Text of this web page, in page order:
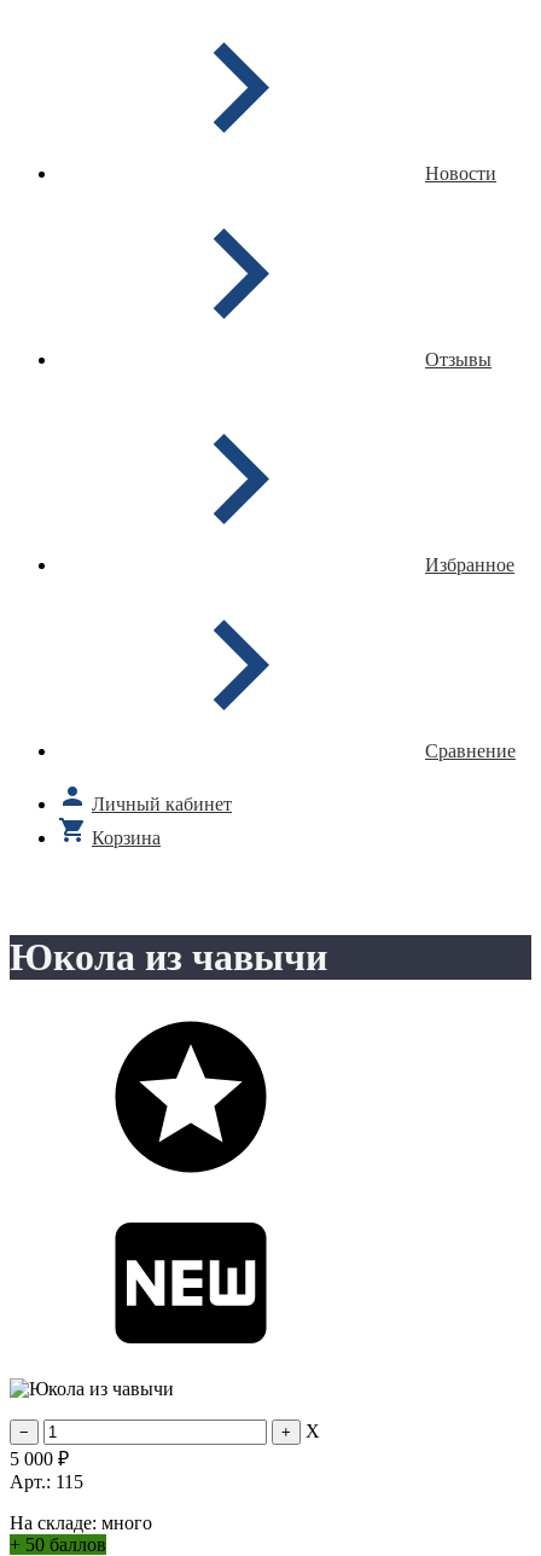
Новости
Отзывы
Избранное
Сравнение
Личный кабинет
Корзина
Юкола из чавычи
X
5 000 ₽
Арт.: 115
На складе: много
+ 50 баллов